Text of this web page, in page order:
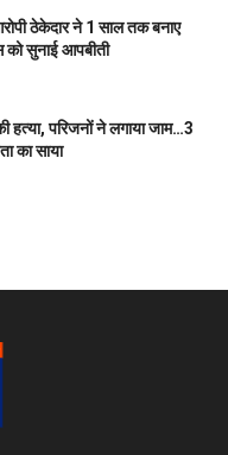
ठेकेदार ने 1 साल तक बनाए
को सुनाई आपबीती
हत्या, परिजनों ने लगाया जाम…3
का साया